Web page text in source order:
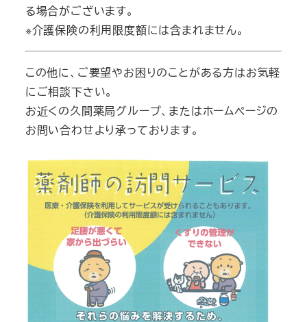
る場合がございます。
※介護保険の利用限度額には含まれません。
この他に、ご要望やお困りのことがある方はお気軽
にご相談下さい。
お近くの久間薬局グループ、またはホームページの
お問い合わせより承っております。